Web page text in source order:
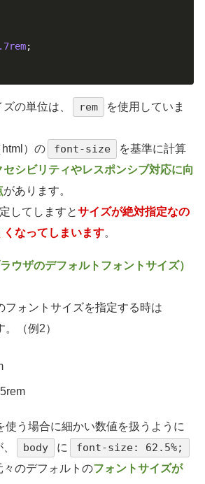
;
の単位は、 rem
を使用していま
）の font-size
を基準に計算
セシビリティやレスポンシブ対応に向
があります。
してしますとサイズが絶対指定なの
なってしまいます。
ウザのデフォルトフォントサイズ）
フォントサイズを指定する時は
（例2）
使う場合に細かい数値を扱うように
body に font-size: 62.5%;
々のデフォルトのフォントサイズが